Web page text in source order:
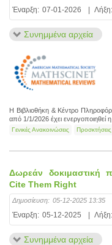
Έναρξη: 07-01-2026 Λήξη:
Συνημμένα αρχεία
Η Βιβλιοθήκη & Κέντρο
από 1/1/2026 έχει
Γενικές Ανακοινώσεις
Δωρεάν δοκιμαστική
Cite Them Right
Δημοσίευση: 05-12-2025 13:35
Έναρξη: 05-12-2025 | Λήξη:
Συνημμένα αρχεία